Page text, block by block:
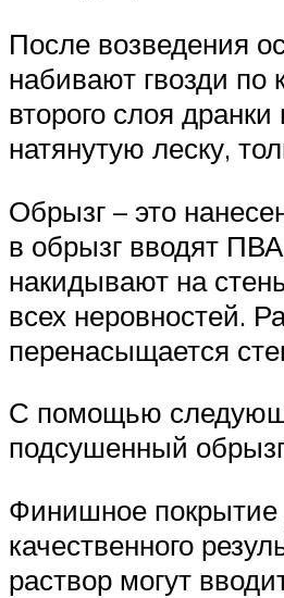
После возведения
набивают гвозди по
второго слоя
натянутую леску,
Обрызг – это
в обрызг вводят
накидывают на
всех неровностей.
перенасыщается
С помощью
подсушенный
Финишное покрытие
качественного
раствор могут